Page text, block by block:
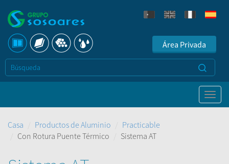
Área Privada
Casa Productos de Aluminio
Practicable
Con Rotura Puente Térmico
Sistema AT